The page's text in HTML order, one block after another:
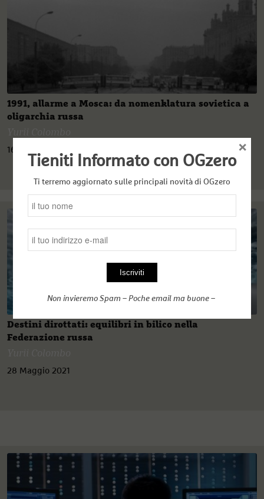
1991, allarme a Mosca: da nomenklatura sovietica a
oligarchia russa
16 Agosto 2021
Destini dirottati: equilibri in bilico nella
Federazione russa
28 Maggio 2021
Tieniti Informato con OGzero
Ti terremo aggiornato sulle principali novità di OGzero
Non invieremo Spam – Poche email ma buone –
×